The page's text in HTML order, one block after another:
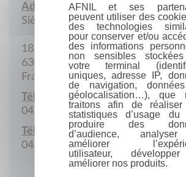
Adresse :
Siège social
18 bis, rue Gaultier-de-Biauzat
63000 Clermont-Ferrand
France
Téléphone :
04.73.37.77.77
Télécopie :
04.73.37.53.66
AFNIL et ses
peuvent utiliser des
des technologies
pour conserver et/ou
des informations
non sensibles
votre terminal
uniques, adresse IP,
de navigation,
géolocalisation…), que
traitons afin de
statistiques d’usage du
produire des
d’audience,
améliorer
utilisateur,
améliorer nos produits.